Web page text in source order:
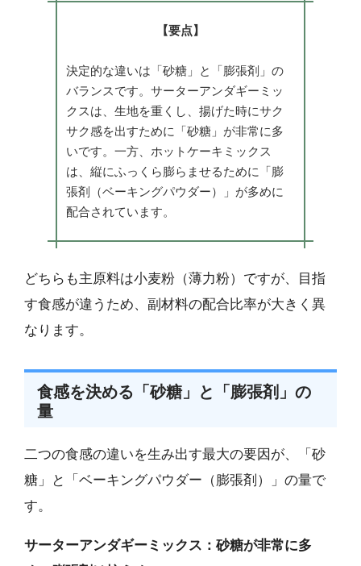
【要点】
決定的な違いは「砂糖」と「膨張剤」の
バランスです。サーターアンダギーミッ
クスは、生地を重くし、揚げた時にサク
サク感を出すために「砂糖」が非常に多
いです。一方、ホットケーキミックス
は、縦にふっくら膨らませるために「膨
張剤（ベーキングパウダー）」が多めに
配合されています。
どちらも主原料は小麦粉（薄力粉）ですが、目指
す食感が違うため、副材料の配合比率が大きく異
なります。
食感を決める「砂糖」と「膨張剤」の
量
二つの食感の違いを生み出す最大の要因が、「砂
糖」と「ベーキングパウダー（膨張剤）」の量で
す。
サーターアンダギーミックス：砂糖が非常に多